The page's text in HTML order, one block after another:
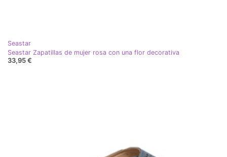
Seastar
Seastar Zapatillas de mujer rosa con una flor decorativa
33,95 €